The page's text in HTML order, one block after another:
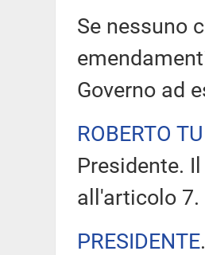
Se nessuno
Governo ad
ROBERTO
Presidente.
all'articolo 7.
PRESIDENTE